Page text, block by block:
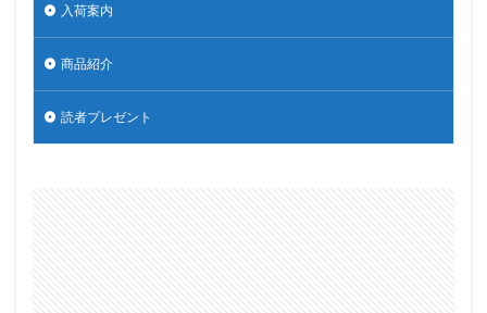
入荷案内
商品紹介
読者プレゼント